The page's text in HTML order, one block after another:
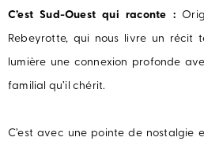
C’est Sud-Ouest qui raconte :
Rebeyrotte, qui nous livre un récit
lumière une connexion profonde
familial qu’il chérit.
C’est avec une pointe de nostalgie